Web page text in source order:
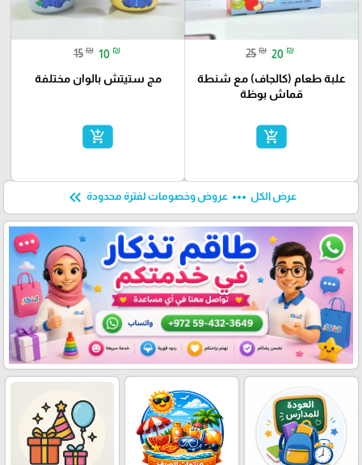
25 ₪ 20 ₪
علبة طعام (كالجاف) مع شنطة
قماش بوظة
add_shopping_cart
15 ₪ 10 ₪
مج ستيتش بالوان مختلفة
add_shopping_cart
عرض الكل more_horiz عروض وخصومات لفترة محدودة keyboard_double_arrow_left